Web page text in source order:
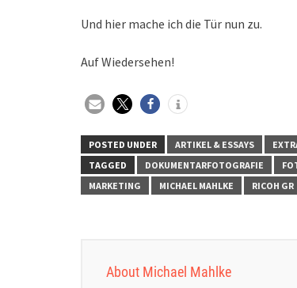
Und hier mache ich die Tür nun zu.
Auf Wiedersehen!
POSTED UNDER ARTIKEL & ESSAYS
TAGGED
DOKUMENTARFOTOGRAFIE
MARKETING
MICHAEL MAHLKE RICOH GR
About Michael Mahlke